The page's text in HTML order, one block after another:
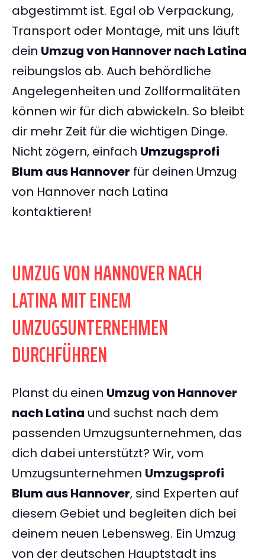
abgestimmt ist. Egal ob Verpackung,
Transport oder Montage, mit uns läuft
dein Umzug von Hannover nach Latina
reibungslos ab. Auch behördliche
Angelegenheiten und Zollformalitäten
können wir für dich abwickeln. So bleibt
dir mehr Zeit für die wichtigen Dinge.
Nicht zögern, einfach Umzugsprofi
Blum aus Hannover für deinen Umzug
von Hannover nach Latina
kontaktieren!
UMZUG VON HANNOVER NACH
LATINA MIT EINEM
UMZUGSUNTERNEHMEN
DURCHFÜHREN
Planst du einen Umzug von Hannover
nach Latina und suchst nach dem
passenden Umzugsunternehmen, das
dich dabei unterstützt? Wir, vom
Umzugsunternehmen Umzugsprofi
Blum aus Hannover, sind Experten auf
diesem Gebiet und begleiten dich bei
deinem neuen Lebensweg. Ein Umzug
von der deutschen Hauptstadt ins